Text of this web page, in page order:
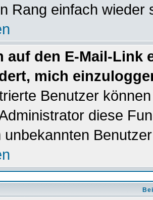
Rang einfach wieder
auf den E-Mail-Link
mich
Benutzer
diese
unbekannten